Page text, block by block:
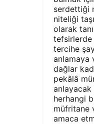
serdettiği
niteliği
olarak
tefsirlerde
tercihe
anlamaya
dağlar
pekâlâ
anlayacak
herhangi
müfritane
amaca